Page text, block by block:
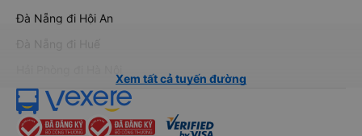
Đà Nẵng đi Hội An
Đà Nẵng đi Huế
Xem tất cả tuyến đường